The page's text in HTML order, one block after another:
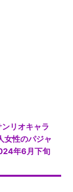
リオキャラ
女性のパジャ
年6月下旬